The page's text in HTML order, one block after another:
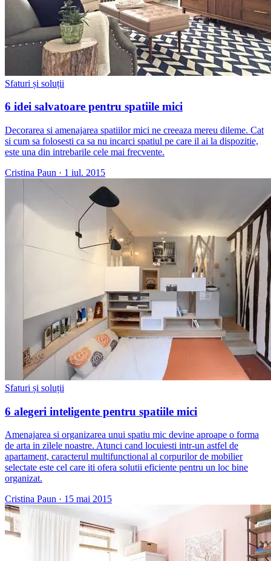
Sfaturi și soluții
6 idei salvatoare pentru spatiile mici
Decorarea si amenajarea spatiilor mici ne creeaza mereu dileme. Cat
si cum sa folosesti ca sa nu incarci spatiul pe care il ai la dispozitie,
este una din intrebarile cele mai frecvente.
Cristina Paun · 1 iul. 2015
Sfaturi și soluții
6 alegeri inteligente pentru spatiile mici
Amenajarea si organizarea unui spatiu mic devine aproape o forma
de arta in zilele noastre. Atunci cand locuiesti intr-un astfel de
apartament, caracterul multifunctional al corpurilor de mobilier
selectate este cel care iti ofera solutii eficiente pentru un loc bine
organizat.
Cristina Paun · 15 mai 2015